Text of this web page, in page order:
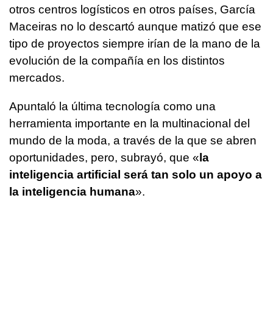
otros centros logísticos en otros países, García
Maceiras no lo descartó aunque matizó que ese
tipo de proyectos siempre irían de la mano de la
evolución de la compañía en los distintos
mercados.
Apuntaló la última tecnología como una
herramienta importante en la multinacional del
mundo de la moda, a través de la que se abren
oportunidades, pero, subrayó, que « la
inteligencia artificial será tan solo un apoyo a
la inteligencia humana».